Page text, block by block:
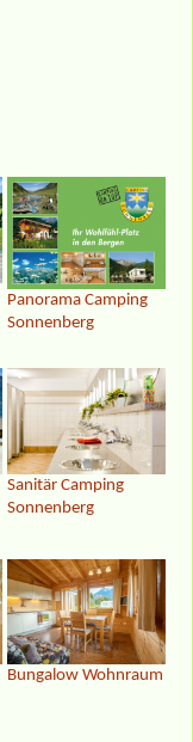
Panorama Camping
Sonnenberg
Sanitär Camping
Sonnenberg
Bungalow Wohnraum